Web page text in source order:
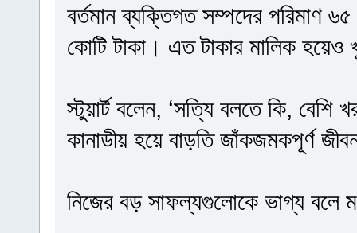
বর্তমান ব্যক্তিগত সম্পদের পরিমাণ ৬৫
কোটি টাকা। এত টাকার মালিক হয়েও
স্টুয়ার্ট বলেন, ‘সত্যি বলতে কি,
কানাডীয় হয়ে বাড়তি জাঁকজমকপূর্ণ
নিজের বড় সাফল্যগুলোকে ভাগ্য বলে